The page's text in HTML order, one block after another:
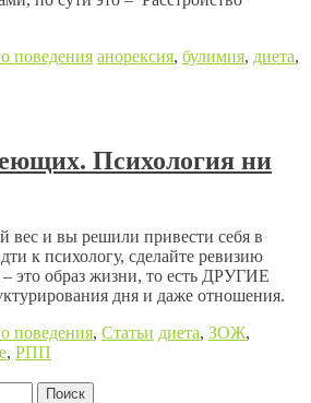
поведения анорексия, булимия, диета,
Психология ни
вес и вы решили привести себя в
к психологу, сделайте ревизию
это образ жизни, то есть ДРУГИЕ
дня и даже отношения.
поведения, Статьи диета, ЗОЖ,
, РПП